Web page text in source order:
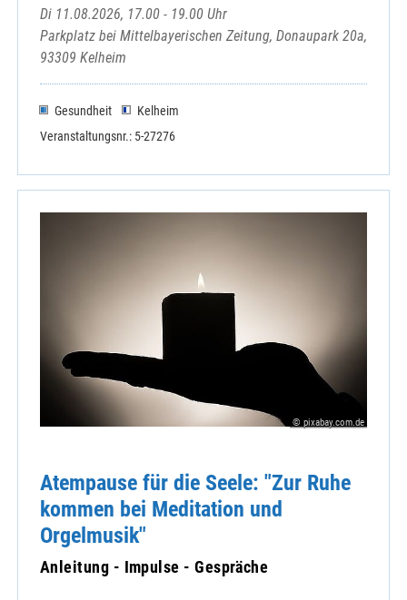
Di 11.08.2026, 17.00 - 19.00 Uhr
Parkplatz bei Mittelbayerischen Zeitung, Donaupark 20a,
93309 Kelheim
Gesundheit
Kelheim
Veranstaltungsnr.: 5-27276
© pixabay.com.de
Atempause für die Seele: "Zur Ruhe
kommen bei Meditation und
Orgelmusik"
Anleitung - Impulse - Gespräche